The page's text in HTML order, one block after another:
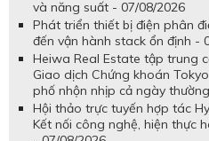
và năng suất - 07/08/2026
Phát triển thiết bị điện phân
đến vận hành stack ổn định -
Heiwa Real Estate tập trung
Giao dịch Chứng khoán
phố nhộn nhịp cả ngày
Hội thảo trực tuyến hợp tác
Kết nối công nghệ, hiện thực